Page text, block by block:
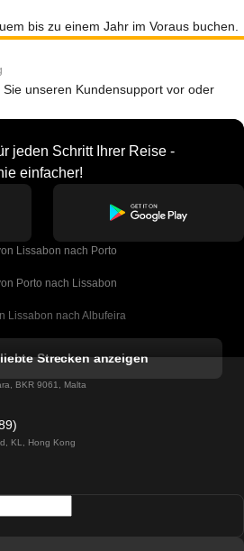
bis zu einem Jahr im Voraus buchen.
unseren Kundensupport vor oder
jeden Schritt Ihrer Reise -
einfacher!
Lissabon nach Porto
Porto nach Lissabon
Lissabon nach Albufeira
Lissabon nach Lagos
Lissabon nach Madrid
Strecken anzeigen
BKR 9061, Malta
KL, Hong Kong